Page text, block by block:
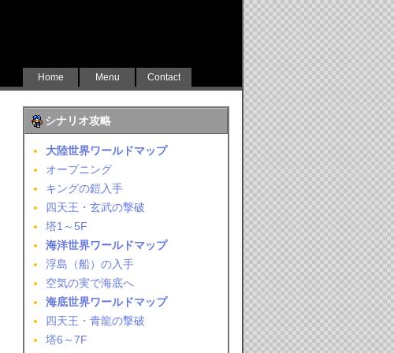
Home Menu Contact
シナリオ攻略
大陸世界ワールドマップ
オープニング
キングの鎧入手
四天王・玄武の撃破
塔1～5F
海洋世界ワールドマップ
浮島（船）の入手
空気の実で海底へ
海底世界ワールドマップ
四天王・青龍の撃破
塔6～7F